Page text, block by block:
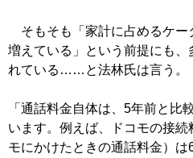
そもそも「家計に占めるケー
増えている」という前提にも、
れている……と法林氏は言う。
「通話料金自体は、5年前と比
います。例えば、ドコモの接続
モにかけたときの通話料金）は